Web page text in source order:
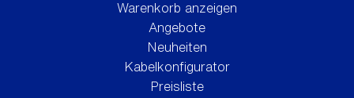
Warenkorb anzeigen
Angebote
Neuheiten
Kabelkonfigurator
Preisliste